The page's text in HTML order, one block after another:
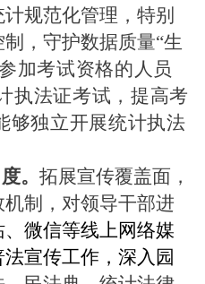
规范化管理，特别
，守护数据质量“生
加考试资格的人员
执法证考试，提高考
够独立开展统计执法
。 拓展宣传覆盖面，
制，对领导干部进
微信等线上网络媒
宣传工作，深入园